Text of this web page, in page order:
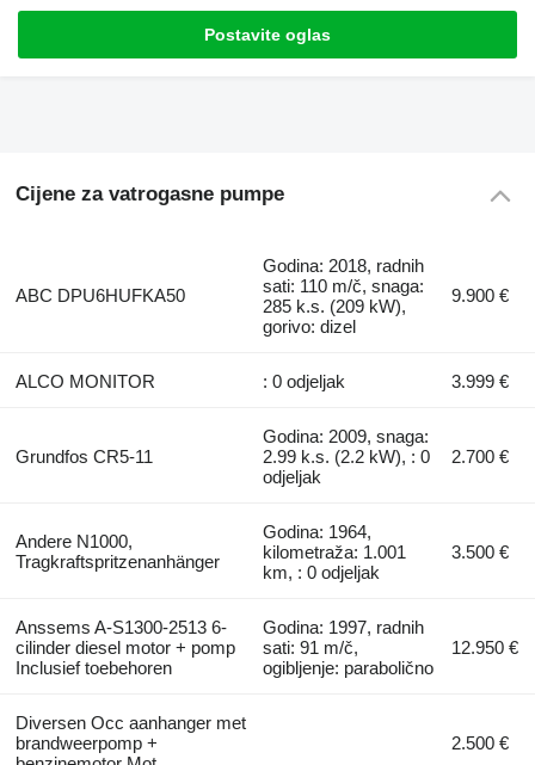
Postavite oglas
Cijene za vatrogasne pumpe
ABC DPU6HUFKA50
Godina: 2018, radnih
sati: 110 m/č, snaga:
285 k.s. (209 kW),
gorivo: dizel
9.900 €
ALCO MONITOR : 0 odjeljak 3.999 €
Grundfos CR5-11
Godina: 2009, snaga:
2.99 k.s. (2.2 kW), : 0
odjeljak
2.700 €
Andere N1000,
Tragkraftspritzenanhänger
Godina: 1964,
kilometraža: 1.001
km, : 0 odjeljak
3.500 €
Anssems A-S1300-2513 6-
cilinder diesel motor + pomp
Inclusief toebehoren
Godina: 1997, radnih
sati: 91 m/č,
ogibljenje: parabolično
12.950 €
Diversen Occ aanhanger met
brandweerpomp +
2.500 €